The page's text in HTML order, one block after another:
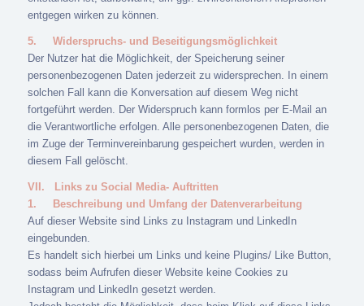
entgegen wirken zu können.
5.
Widerspruchs- und Beseitigungsmöglichkeit
Der Nutzer hat die Möglichkeit, der Speicherung seiner
personenbezogenen Daten jederzeit zu widersprechen. In einem
solchen Fall kann die Konversation auf diesem Weg nicht
fortgeführt werden. Der Widerspruch kann formlos per E-Mail an
die Verantwortliche erfolgen. Alle personenbezogenen Daten, die
im Zuge der Terminvereinbarung gespeichert wurden, werden in
diesem Fall gelöscht.
VII.
Links zu Social Media- Auftritten
1.
Beschreibung und Umfang der Datenverarbeitung
Auf dieser Website sind Links zu Instagram und LinkedIn
eingebunden.
Es handelt sich hierbei um Links und keine Plugins/ Like Button,
sodass beim Aufrufen dieser Website keine Cookies zu
Instagram und LinkedIn gesetzt werden.